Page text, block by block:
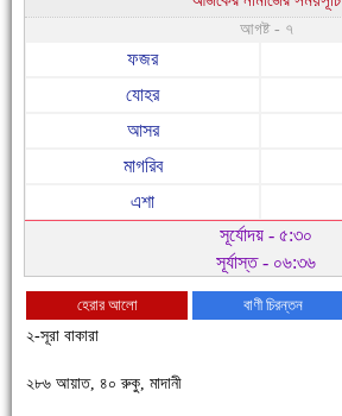
আগষ্ট - ৭
ফজর
যোহর
আসর
মাগরিব
এশা
সূর্যোদয় - ৫:৩০
সূর্যাস্ত - ০৬:৩৬
হেরার আলো বাণী চিরন্তন
২-সূরা বাকারা
২৮৬ আয়াত, ৪০ রুকু, মাদানী
চাঁদপুরে উই-এর প্রথম নানা ধরনের পণ্যের সমারোহ